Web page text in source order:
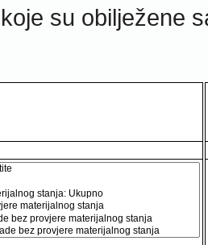
su obilježene